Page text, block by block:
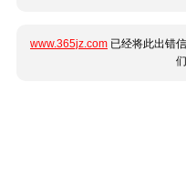
www.365jz.com 已经将此出错